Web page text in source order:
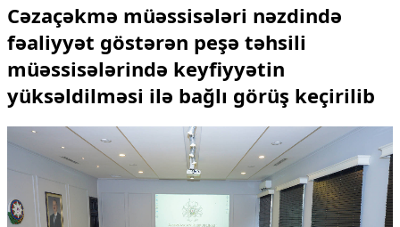
Xarici xəbərlər
Cənubi Qafqaz
Türk Dünyası
Yaxın Şərq
Avropa
Amerika
Asiya
Afrika
Çarpaz baxış
Təhlil
Cəzaçəkmə müəssisələri nəzdində
fəaliyyət göstərən peşə təhsili
müəssisələrində keyfiyyətin
yüksəldilməsi ilə bağlı görüş keçirilib